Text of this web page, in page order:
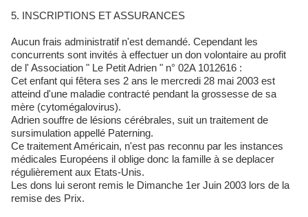
5. INSCRIPTIONS ET ASSURANCES
Aucun frais administratif n'est demandé. Cependant les
concurrents sont invités à effectuer un don volontaire au profit
de l' Association " Le Petit Adrien " n° 02A 1012616 :
Cet enfant qui fêtera ses 2 ans le mercredi 28 mai 2003 est
atteind d'une maladie contracté pendant la grossesse de sa
mère (cytomégalovirus).
Adrien souffre de lésions cérébrales, suit un traitement de
sursimulation appellé Paterning.
Ce traitement Américain, n'est pas reconnu par les instances
médicales Européens il oblige donc la famille à se deplacer
régulièrement aux Etats-Unis.
Les dons lui seront remis le Dimanche 1er Juin 2003 lors de la
remise des Prix.